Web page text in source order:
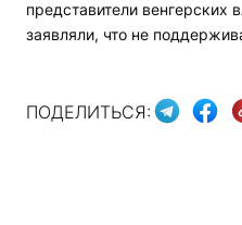
представители венгерских
заявляли, что не
ПОДЕЛИТЬСЯ: